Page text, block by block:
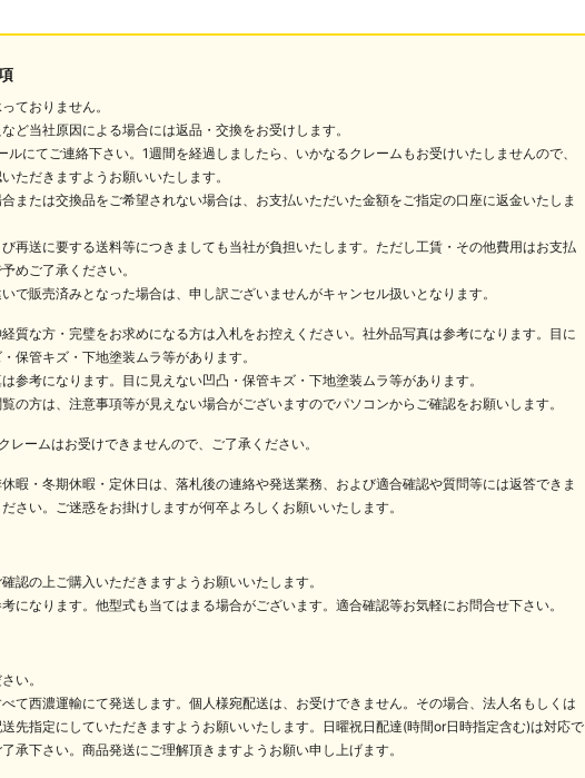
ておりません。
ど当社原因による場合には返品・交換をお受けします。
ルにてご連絡下さい。1週間を経過しましたら、いかなるクレームもお受けいたしませんので、
ただきますようお願いいたします。
または交換品をご希望されない場合は、お支払いただいた金額をご指定の口座に返金いたしま
再送に要する送料等につきましても当社が負担いたします。ただし工賃・その他費用はお支払
めご了承ください。
で販売済みとなった場合は、申し訳ございませんがキャンセル扱いとなります。
質な方・完璧をお求めになる方は入札をお控えください。社外品写真は参考になります。目に
保管キズ・下地塗装ムラ等があります。
参考になります。目に見えない凹凸・保管キズ・下地塗装ムラ等があります。
の方は、注意事項等が見えない場合がございますのでパソコンからご確認をお願いします。
レームはお受けできませんので、ご了承ください。
暇・冬期休暇・定休日は、落札後の連絡や発送業務、および適合確認や質問等には返答できま
さい。ご迷惑をお掛けしますが何卒よろしくお願いいたします。
認の上ご購入いただきますようお願いいたします。
になります。他型式も当てはまる場合がございます。適合確認等お気軽にお問合せ下さい。
い。
て西濃運輸にて発送します。個人様宛配送は、お受けできません。その場合、法人名もしくは
先指定にしていただきますようお願いいたします。日曜祝日配達(時間or日時指定含む)は対応で
承下さい。商品発送にご理解頂きますようお願い申し上げます。